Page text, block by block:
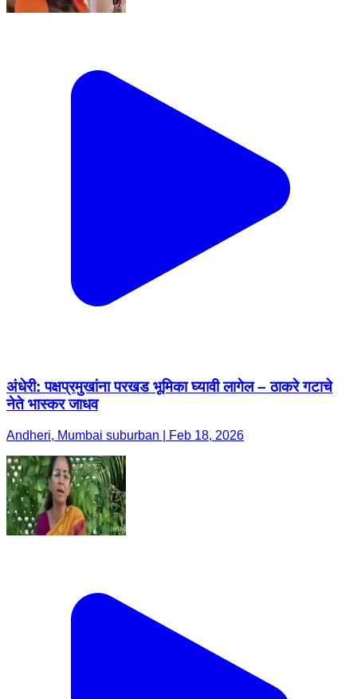
अंधेरी: पक्षप्रमुखांना परखड भूमिका घ्यावी लागेल – ठाकरे गटाचे
नेते भास्कर जाधव
Andheri, Mumbai suburban | Feb 18, 2026